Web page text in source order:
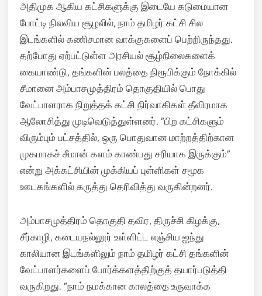
அதிமுக ஆகிய கட்சிகளுக்கு இடையே கடுமையான
போட்டி நிலவிய சூழலில், நாம் தமிழர் கட்சி சில
இடங்களில் கணிசமான வாக்குகளைப் பெற்றிருந்தது.
தற்போது ஏற்பட்டுள்ள அரசியல் சூழ்நிலைகளைக்
கையாண்டு, தங்களின் பலத்தை நிரூபிக்கும் நோக்கில்
சீமானை அம்பாசமுத்திரம் தொகுதியில் பொது
வேட்பாளராக நிறுத்தக் கட்சி நிர்வாகிகள் தீவிரமாக
ஆலோசித்து முடிவெடுத்துள்ளனர். “பிற கட்சிகளும்
விரும்பும் பட்சத்தில், ஒரு பொதுவான மாற்றத்திற்கான
முகமாகச் சீமான் களம் காண்பது சரியாக இருக்கும்”
என்று அக்கட்சியின் முக்கியப் புள்ளிகள் சமூக
ஊடகங்களில் கருத்து தெரிவித்து வருகின்றனர்.
அம்பாசமுத்திரம் தொகுதி தவிர, திருச்சி கிழக்கு,
சீர்காழி, கடையநல்லூர் உள்ளிட்ட எஞ்சிய ஐந்து
காலியான இடங்களிலும் நாம் தமிழர் கட்சி தங்களின்
வேட்பாளர்களைப் போர்க்களத்திற்குத் தயார்படுத்தி
வருகிறது. “நாம் நமக்கான காலத்தை உருவாக்க